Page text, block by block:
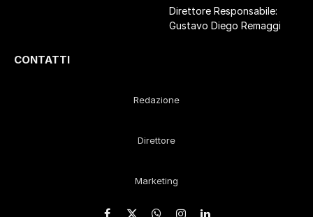
Direttore Responsabile:
Gustavo Diego Remaggi
CONTATTI
Redazione
Direttore
Marketing